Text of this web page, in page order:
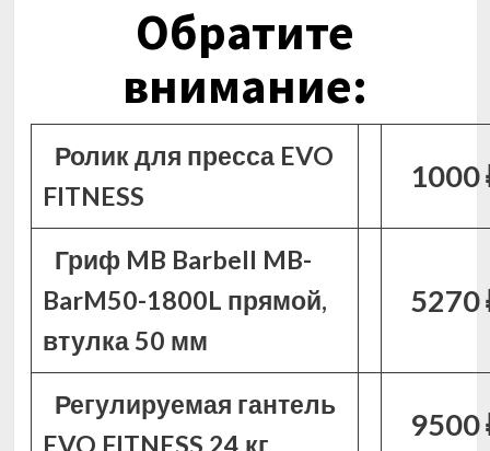
Обратите
внимание:
Ролик для пресса EVO
FITNESS
1000
Гриф MB Barbell MB-
BarM50-1800L прямой,
втулка 50 мм
5270
Регулируемая гантель
EVO FITNESS 24 кг
9500